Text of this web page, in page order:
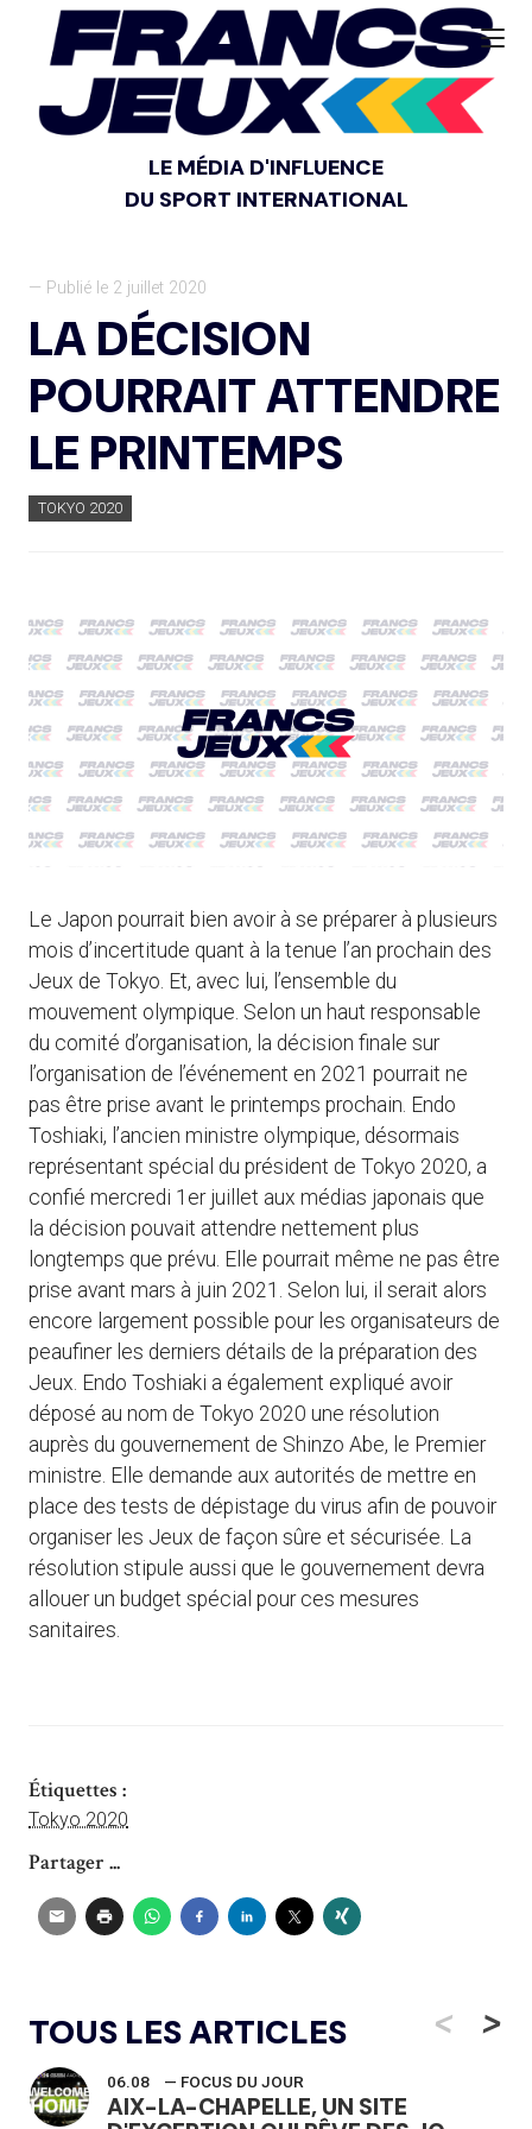
LE MÉDIA D'INFLUENCE
DU SPORT INTERNATIONAL
— Publié le 2 juillet 2020
LA DÉCISION
POURRAIT ATTENDRE
LE PRINTEMPS
TOKYO 2020
Le Japon pourrait bien avoir à se préparer à plusieurs
mois d’incertitude quant à la tenue l’an prochain des
Jeux de Tokyo. Et, avec lui, l’ensemble du
mouvement olympique. Selon un haut responsable
du comité d’organisation, la décision finale sur
l’organisation de l’événement en 2021 pourrait ne
pas être prise avant le printemps prochain. Endo
Toshiaki, l’ancien ministre olympique, désormais
représentant spécial du président de Tokyo 2020, a
confié mercredi 1er juillet aux médias japonais que
la décision pouvait attendre nettement plus
longtemps que prévu. Elle pourrait même ne pas être
prise avant mars à juin 2021. Selon lui, il serait alors
encore largement possible pour les organisateurs de
peaufiner les derniers détails de la préparation des
Jeux. Endo Toshiaki a également expliqué avoir
déposé au nom de Tokyo 2020 une résolution
auprès du gouvernement de Shinzo Abe, le Premier
ministre. Elle demande aux autorités de mettre en
place des tests de dépistage du virus afin de pouvoir
organiser les Jeux de façon sûre et sécurisée. La
résolution stipule aussi que le gouvernement devra
allouer un budget spécial pour ces mesures
sanitaires.
Étiquettes :
Tokyo 2020
Partager ...
TOUS LES ARTICLES <
06.08 — FOCUS DU JOUR
AIX-LA-CHAPELLE, UN SITE
>